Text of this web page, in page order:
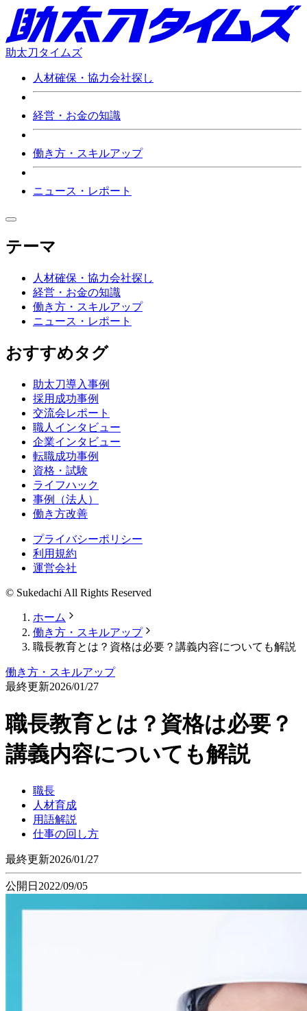
助太刀タイムズ
人材確保・協力会社探し
経営・お金の知識
働き方・スキルアップ
ニュース・レポート
テーマ
人材確保・協力会社探し
経営・お金の知識
働き方・スキルアップ
ニュース・レポート
おすすめタグ
助太刀導入事例
採用成功事例
交流会レポート
職人インタビュー
企業インタビュー
転職成功事例
資格・試験
ライフハック
事例（法人）
働き方改善
プライバシーポリシー
利用規約
運営会社
© Sukedachi All Rights Reserved
ホーム
働き方・スキルアップ
職長教育とは？資格は必要？講義内容についても解説
働き方・スキルアップ
最終更新2026/01/27
職長教育とは？資格は必要？
講義内容についても解説
職長
人材育成
用語解説
仕事の回し方
最終更新2026/01/27
公開日 2022/09/05